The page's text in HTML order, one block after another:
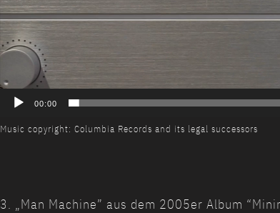
00:00
Music copyright: Columbia Records and its legal successors
3. „Man Machine” aus dem 2005er Album